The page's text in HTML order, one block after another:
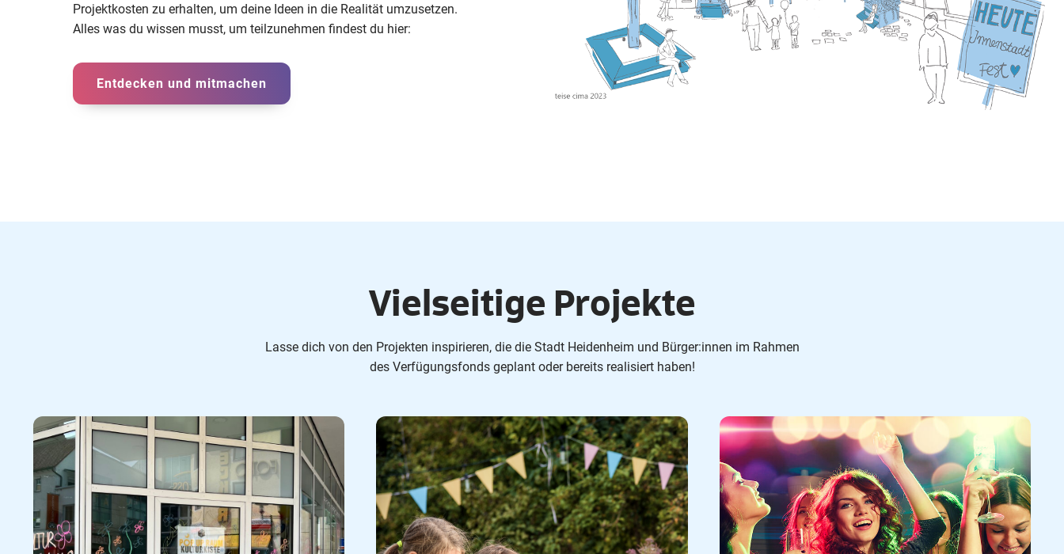
Projektkosten zu erhalten, um deine Ideen in die Realität umzusetzen.
Alles was du wissen musst, um teilzunehmen findest du hier:
Entdecken und mitmachen
Vielseitige Projekte
Lasse dich von den Projekten inspirieren, die die Stadt Heidenheim und Bürger:innen im Rahmen
des Verfügungsfonds geplant oder bereits realisiert haben!